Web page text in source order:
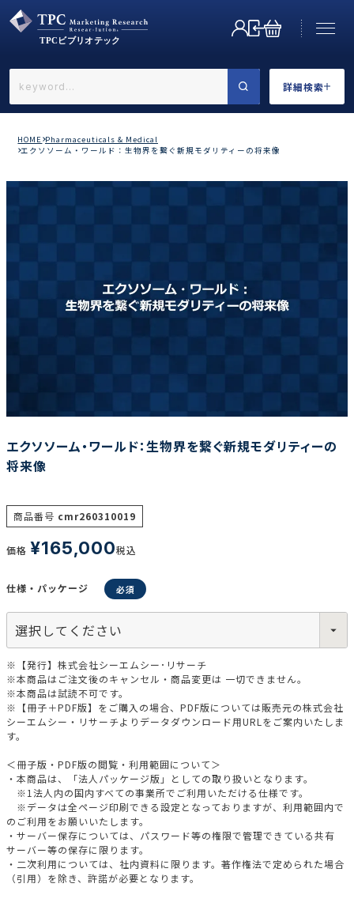
詳細検索
←戻る
調査の種類で選ぶ
リセット
HOME Pharmaceuticals & Medical
エクソソーム・ワールド：生物界を繋ぐ新規モダリティーの将来像
エクソソーム・ワールド：生物界を繋ぐ新規モダリティーの
将来像
商品番号 cmr260310019
価格 ¥165,000税込
仕様・パッケージ
※【発行】株式会社シーエムシー･リサーチ
※本商品はご注文後のキャンセル・商品変更は 一切できません。
※本商品は試読不可です。
※【冊子＋PDF版】をご購入の場合、PDF版については販売元の株式会社
シーエムシー・リサーチよりデータダウンロード用URLをご案内いたしま
す。
＜冊子版・PDF版の閲覧・利用範囲について＞
・本商品は、「法人パッケージ版」としての取り扱いとなります。
※1法人内の国内すべての事業所でご利用いただける仕様です。
※データは全ページ印刷できる設定となっておりますが、利用範囲内で
のご利用をお願いいたします。
・サーバー保存については、パスワード等の権限で管理できている共有
サーバー等の保存に限ります。
・二次利用については、社内資料に限ります。著作権法で定められた場合
（引用）を除き、許諾が必要となります。